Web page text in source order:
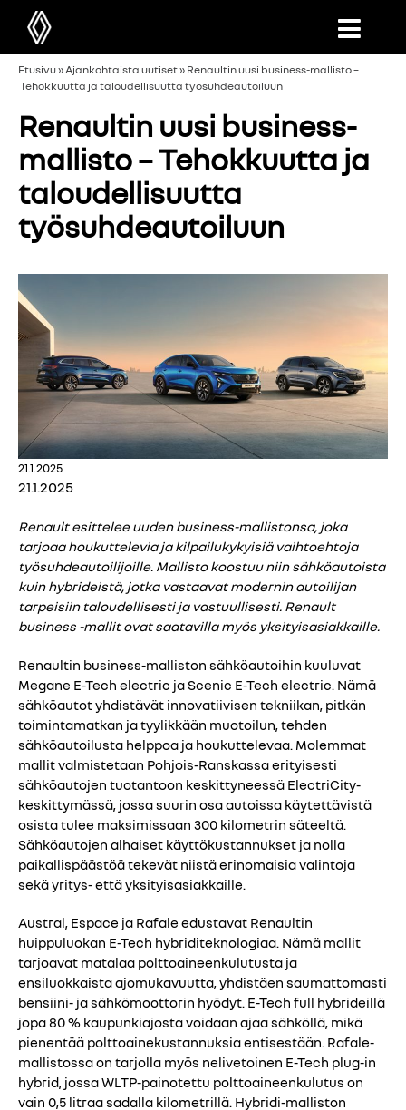
Etusivu»Ajankohtaista uutiset» Renaultin uusi business-mallisto –
Tehokkuutta ja taloudellisuutta työsuhdeautoiluun
Renaultin uusi business-
mallisto – Tehokkuutta ja
taloudellisuutta
työsuhdeautoiluun
21.1.2025
21.1.2025
Renault esittelee uuden business-mallistonsa, joka
tarjoaa houkuttelevia ja kilpailukykyisiä vaihtoehtoja
työsuhdeautoilijoille. Mallisto koostuu niin sähköautoista
kuin hybrideistä, jotka vastaavat modernin autoilijan
tarpeisiin taloudellisesti ja vastuullisesti. Renault
business -mallit ovat saatavilla myös yksityisasiakkaille.
Renaultin business-malliston sähköautoihin kuuluvat
Megane E-Tech electric ja Scenic E-Tech electric. Nämä
sähköautot yhdistävät innovatiivisen tekniikan, pitkän
toimintamatkan ja tyylikkään muotoilun, tehden
sähköautoilusta helppoa ja houkuttelevaa. Molemmat
mallit valmistetaan Pohjois-Ranskassa erityisesti
sähköautojen tuotantoon keskittyneessä ElectriCity-
keskittymässä, jossa suurin osa autoissa käytettävistä
osista tulee maksimissaan 300 kilometrin säteeltä.
Sähköautojen alhaiset käyttökustannukset ja nolla
paikallispäästöä tekevät niistä erinomaisia valintoja
sekä yritys- että yksityisasiakkaille.
Austral, Espace ja Rafale edustavat Renaultin
huippuluokan E-Tech hybriditeknologiaa. Nämä mallit
tarjoavat matalaa polttoaineenkulutusta ja
ensiluokkaista ajomukavuutta, yhdistäen saumattomasti
bensiini- ja sähkömoottorin hyödyt. E-Tech full hybrideillä
jopa 80 % kaupunkiajosta voidaan ajaa sähköllä, mikä
pienentää polttoainekustannuksia entisestään. Rafale-
mallistossa on tarjolla myös nelivetoinen E-Tech plug-in
hybrid, jossa WLTP-painotettu polttoaineenkulutus on
vain 0,5 litraa sadalla kilometrillä. Hybridi-malliston